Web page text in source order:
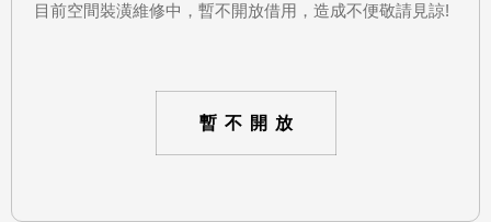
目前空間裝潢維修中，暫不開放借用，造成不便敬請見諒!
暫不開放